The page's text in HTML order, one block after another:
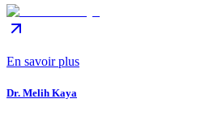
En savoir plus
Dr. Melih Kaya